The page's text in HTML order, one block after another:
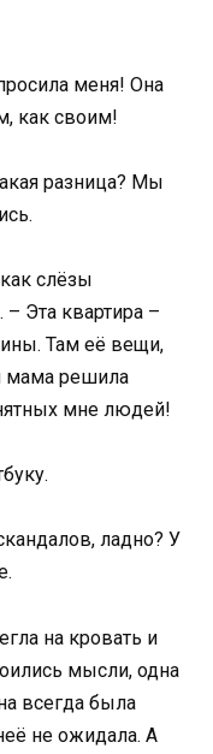
меня! Она
как своим!
разница? Мы
слёзы
– Эта квартира –
Там её вещи,
мама решила
мне людей!
ладно? У
на кровать и
мысли, одна
всегда была
не ожидала. А